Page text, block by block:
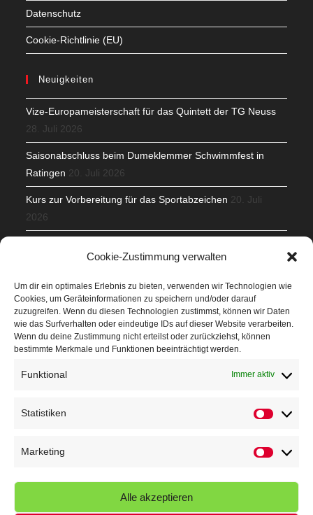
Cookie-Zustimmung verwalten
Um dir ein optimales Erlebnis zu bieten, verwenden wir Technologien wie
Cookies, um Geräteinformationen zu speichern und/oder darauf
zuzugreifen. Wenn du diesen Technologien zustimmst, können wir Daten
wie das Surfverhalten oder eindeutige IDs auf dieser Website verarbeiten.
Wenn du deine Zustimmung nicht erteilst oder zurückziehst, können
bestimmte Merkmale und Funktionen beeinträchtigt werden.
Funktional Immer aktiv
Statistiken
Marketing
Alle akzeptieren
Datenschutz
Cookie-Richtlinie (EU)
Neuigkeiten
Vize-Europameisterschaft für das Quintett der TG Neuss
28. Juli 2026
Saisonabschluss beim Dumeklemmer Schwimmfest in
Ratingen 20. Juli 2026
Kurs zur Vorbereitung für das Sportabzeichen 20. Juli
2026
Veranstaltungen
Höffner Run
Kindersportfest